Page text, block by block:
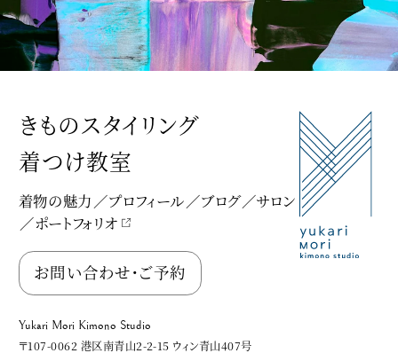
Yukari Mori Kimono Studio
きものスタイリング
着つけ教室
着物の魅力 プロフィール ブログ
サロン
ポートフォリオ
お問い合わせ・ご予約
Yukari Mori Kimono Studio
〒107-0062 港区南青山2-2-15 ウィン青山407号